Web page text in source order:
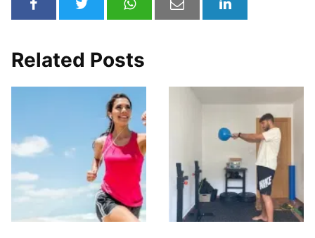
Related Posts